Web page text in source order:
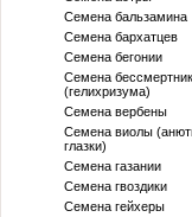
Семена бальзамина
Семена бархатцев
Семена бегонии
Семена
(гелихризума)
Семена вербены
Семена виолы
глазки)
Семена газании
Семена гвоздики
Семена гейхеры